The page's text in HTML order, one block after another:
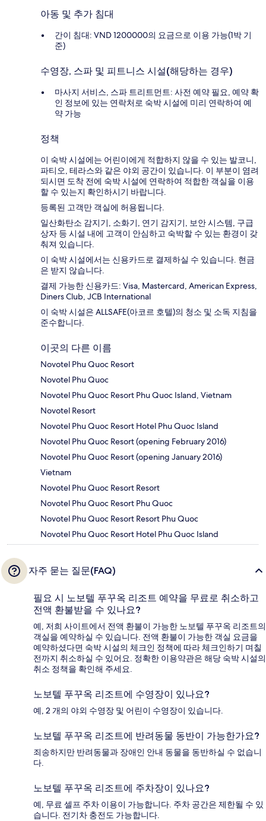
아동 및 추가 침대
간이 침대: VND 1200000의 요금으로 이용 가능(1박 기
준)
수영장, 스파 및 피트니스 시설(해당하는 경우)
마사지 서비스, 스파 트리트먼트: 사전 예약 필요, 예약 확
인 정보에 있는 연락처로 숙박 시설에 미리 연락하여 예
약 가능
정책
이 숙박 시설에는 어린이에게 적합하지 않을 수 있는 발코니,
파티오, 테라스와 같은 야외 공간이 있습니다. 이 부분이 염려
되시면 도착 전에 숙박 시설에 연락하여 적합한 객실을 이용
할 수 있는지 확인하시기 바랍니다.
등록된 고객만 객실에 허용됩니다.
일산화탄소 감지기, 소화기, 연기 감지기, 보안 시스템, 구급
상자 등 시설 내에 고객이 안심하고 숙박할 수 있는 환경이 갖
춰져 있습니다.
이 숙박 시설에서는 신용카드로 결제하실 수 있습니다. 현금
은 받지 않습니다.
결제 가능한 신용카드: Visa, Mastercard, American Express,
Diners Club, JCB International
이 숙박 시설은 ALLSAFE(아코르 호텔)의 청소 및 소독 지침을
준수합니다.
이곳의 다른 이름
Novotel Phu Quoc Resort
Novotel Phu Quoc
Novotel Phu Quoc Resort Phu Quoc Island, Vietnam
Novotel Resort
Novotel Phu Quoc Resort Hotel Phu Quoc Island
Novotel Phu Quoc Resort (opening February 2016)
Novotel Phu Quoc Resort (opening January 2016)
Vietnam
Novotel Phu Quoc Resort Resort
Novotel Phu Quoc Resort Phu Quoc
Novotel Phu Quoc Resort Resort Phu Quoc
Novotel Phu Quoc Resort Hotel Phu Quoc Island
자주 묻는 질문(FAQ)
필요 시 노보텔 푸꾸옥 리조트 예약을 무료로 취소하고
전액 환불받을 수 있나요?
예, 저희 사이트에서 전액 환불이 가능한 노보텔 푸꾸옥 리조트의
객실을 예약하실 수 있습니다. 전액 환불이 가능한 객실 요금을
예약하셨다면 숙박 시설의 체크인 정책에 따라 체크인하기 며칠
전까지 취소하실 수 있어요. 정확한 이용약관은 해당 숙박 시설의
취소 정책을 확인해 주세요.
노보텔 푸꾸옥 리조트에 수영장이 있나요?
예, 2 개의 야외 수영장 및 어린이 수영장이 있습니다.
노보텔 푸꾸옥 리조트에 반려동물 동반이 가능한가요?
죄송하지만 반려동물과 장애인 안내 동물을 동반하실 수 없습니
다.
노보텔 푸꾸옥 리조트에 주차장이 있나요?
예, 무료 셀프 주차 이용이 가능합니다. 주차 공간은 제한될 수 있
습니다. 전기차 충전도 가능합니다.